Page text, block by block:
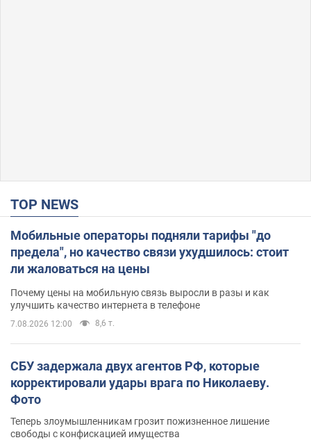
TOP NEWS
Мобильные операторы подняли тарифы "до
предела", но качество связи ухудшилось: стоит
ли жаловаться на цены
Почему цены на мобильную связь выросли в разы и как
улучшить качество интернета в телефоне
7.08.2026 12:00 8,6 т.
СБУ задержала двух агентов РФ, которые
корректировали удары врага по Николаеву.
Фото
Теперь злоумышленникам грозит пожизненное лишение
свободы с конфискацией имущества